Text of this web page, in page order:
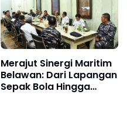
PT Barokah dan PT Bona
Bahari
Merajut Sinergi Maritim
Belawan: Dari Lapangan
Sepak Bola Hingga